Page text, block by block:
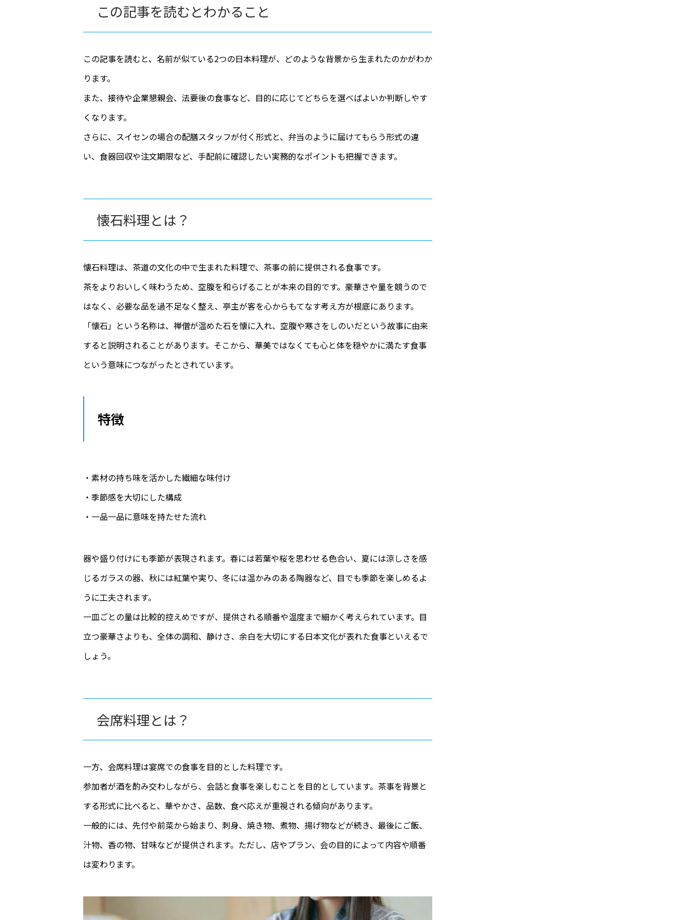
この記事を読むとわかること
この記事を読むと、名前が似ている2つの日本料理が、どのような背景から生まれたのかがわか
ります。
また、接待や企業懇親会、法要後の食事など、目的に応じてどちらを選べばよいか判断しやす
くなります。
さらに、スイセンの場合の配膳スタッフが付く形式と、弁当のように届けてもらう形式の違
い、食器回収や注文期限など、手配前に確認したい実務的なポイントも把握できます。
懐石料理とは？
懐石料理は、茶道の文化の中で生まれた料理で、茶事の前に提供される食事です。
茶をよりおいしく味わうため、空腹を和らげることが本来の目的です。豪華さや量を競うので
はなく、必要な品を過不足なく整え、亭主が客を心からもてなす考え方が根底にあります。
「懐石」という名称は、禅僧が温めた石を懐に入れ、空腹や寒さをしのいだという故事に由来
すると説明されることがあります。そこから、華美ではなくても心と体を穏やかに満たす食事
という意味につながったとされています。
特徴
・素材の持ち味を活かした繊細な味付け
・季節感を大切にした構成
・一品一品に意味を持たせた流れ
器や盛り付けにも季節が表現されます。春には若葉や桜を思わせる色合い、夏には涼しさを感
じるガラスの器、秋には紅葉や実り、冬には温かみのある陶器など、目でも季節を楽しめるよ
うに工夫されます。
一皿ごとの量は比較的控えめですが、提供される順番や温度まで細かく考えられています。目
立つ豪華さよりも、全体の調和、静けさ、余白を大切にする日本文化が表れた食事といえるで
しょう。
会席料理とは？
一方、会席料理は宴席での食事を目的とした料理です。
参加者が酒を酌み交わしながら、会話と食事を楽しむことを目的としています。茶事を背景と
する形式に比べると、華やかさ、品数、食べ応えが重視される傾向があります。
一般的には、先付や前菜から始まり、刺身、焼き物、煮物、揚げ物などが続き、最後にご飯、
汁物、香の物、甘味などが提供されます。ただし、店やプラン、会の目的によって内容や順番
は変わります。